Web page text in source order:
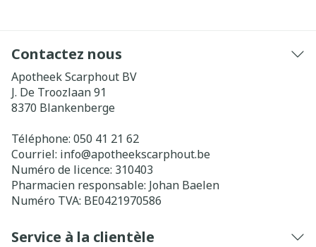
Contactez nous
Apotheek Scarphout BV
J. De Troozlaan 91
8370 Blankenberge
Téléphone: 050 41 21 62
Courriel: info@apotheekscarphout.be
Numéro de licence: 310403
Pharmacien responsable: Johan Baelen
Numéro TVA: BE0421970586
Service à la clientèle